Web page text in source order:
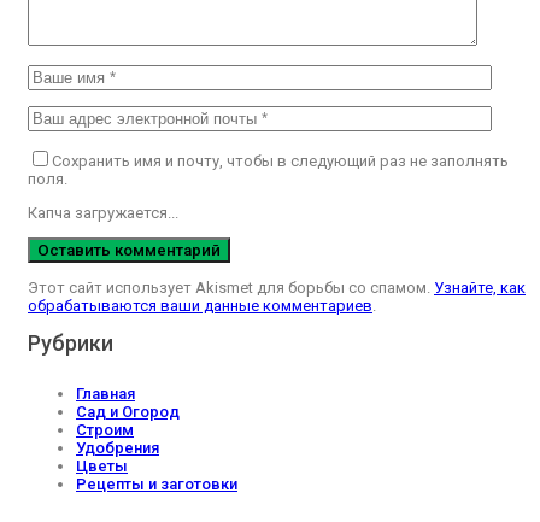
Сохранить имя и почту, чтобы в следующий раз не заполнять
поля.
Капча загружается...
Этот сайт использует Akismet для борьбы со спамом. Узнайте, как
обрабатываются ваши данные комментариев
Рубрики
Главная
Сад и Огород
Строим
Удобрения
Цветы
Рецепты и заготовки